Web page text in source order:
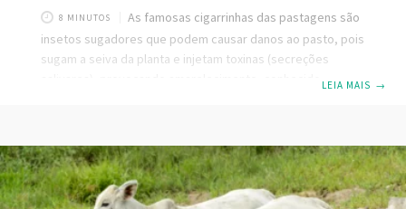
8 MINUTOS
As famosas cigarrinhas das pastagens são
insetos sugadores que podem causar danos ao pasto, pois
sugam a seiva da planta e injetam toxinas (secreções
e Mahanarva sp. Durante seu desenvolvimento, as
cigarrinhas passam por três fases: ovo, ninfa e adulta. Em
sua fase adulta vivem na parte aérea das plantas, já na fase
LEIA MAIS →